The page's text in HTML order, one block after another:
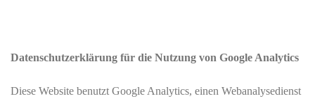
Datenschutzerklärung für die Nutzung von Google Analytics
Diese Website benutzt Google Analytics, einen Webanalysedienst